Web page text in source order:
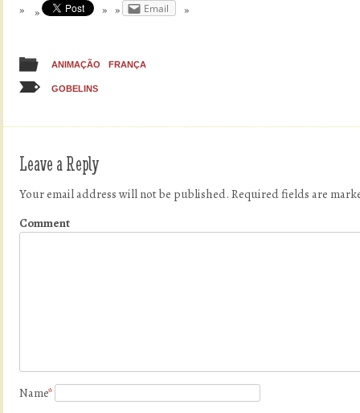
Email
ANIMAÇÃO FRANÇA
GOBELINS
Leave a Reply
Your email address will not be published. Required fields are
Comment
Name*